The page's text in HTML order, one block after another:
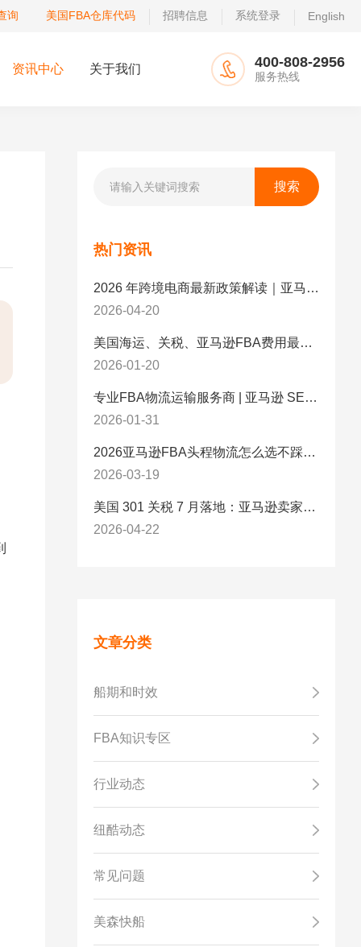
询 美国FBA仓库代码 招聘信息 系统登录 English
资讯中心 关于我们 400-808-2956
服务热线
热门资讯
2026 年跨境电商最新政策解读｜亚马逊卖家必看：合规、成本与物流新机遇
2026-04-20
美国海运、关税、亚马逊FBA费用最新政策解读与应对策略（2026版）
2026-01-20
专业FBA物流运输服务商 | 亚马逊 SEND 官方合作伙伴纽酷国际物流
2026-01-31
2026亚马逊FBA头程物流怎么选不踩坑？SEND/FIST/SPN官方认证物流商，只有这家敢承诺“准达率第一”
2026-03-19
美国 301 关税 7 月落地：亚马逊卖家必看的 5 项合规标准与稳交付方案
2026-04-22
文章分类
船期和时效
FBA知识专区
行业动态
纽酷动态
常见问题
美森快船